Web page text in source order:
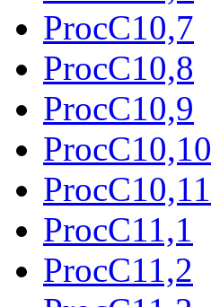
ProcC10,7
ProcC10,8
ProcC10,9
ProcC10,10
ProcC10,11
ProcC11,1
ProcC11,2